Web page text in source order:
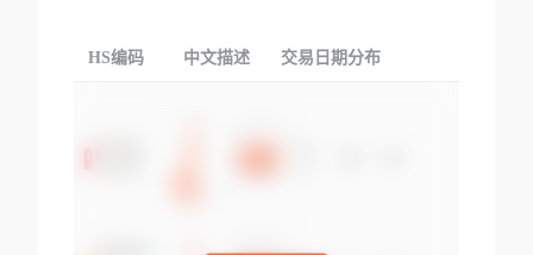
HS编码 中文描述 交易日期分布